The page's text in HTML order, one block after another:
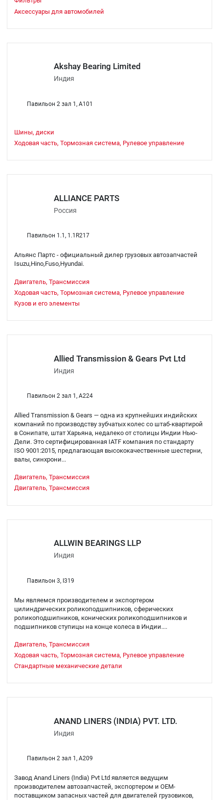
Аксессуары для автомобилей
Akshay Bearing Limited
Индия
Павильон 2 зал 1, A101
Шины, диски
Ходовая часть, Тормозная система, Рулевое управление
ALLIANCE PARTS
Россия
Павильон 1.1, 1.1R217
Альянс Партс - официальный дилер грузовых автозапчастей
Isuzu,Hino,Fuso,Hyundai.
Двигатель, Трансмиссия
Ходовая часть, Тормозная система, Рулевое управление
Кузов и его элементы
Allied Transmission & Gears Pvt Ltd
Индия
Павильон 2 зал 1, A224
Allied Transmission & Gears — одна из крупнейших индийских
компаний по производству зубчатых колес со штаб-квартирой
в Сонипате, штат Харьяна, недалеко от столицы Индии Нью-
Дели. Это сертифицированная IATF компания по стандарту
ISO 9001:2015, предлагающая высококачественные шестерни,
валы, синхрони...
Двигатель, Трансмиссия
Двигатель, Трансмиссия
ALLWIN BEARINGS LLP
Индия
Павильон 3, I319
Мы являемся производителем и экспортером
цилиндрических роликоподшипников, сферических
роликоподшипников, конических роликоподшипников и
подшипников ступицы на конце колеса в Индии....
Двигатель, Трансмиссия
Ходовая часть, Тормозная система, Рулевое управление
Стандартные механические детали
ANAND LINERS (INDIA) PVT. LTD.
Индия
Павильон 2 зал 1, A209
Завод Anand Liners (India) Pvt Ltd является ведущим
производителем автозапчастей, экспортером и OEM-
поставщиком запасных частей для двигателей грузовиков,